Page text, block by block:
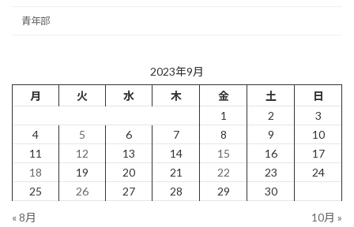
青年部
2023年9月
月
火 水 木 金 土
日
1
2
3
4
5 6 7 8 9
10
11
12 13 14 15 16
17
18
19 20 21 22 23
24
25
26 27 28 29
30
« 8月
10月 »